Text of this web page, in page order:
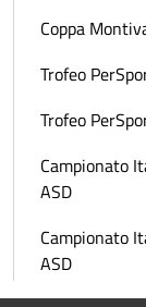
Coppa
Trofeo
Trofeo
Campionato
ASD
Campionato
ASD